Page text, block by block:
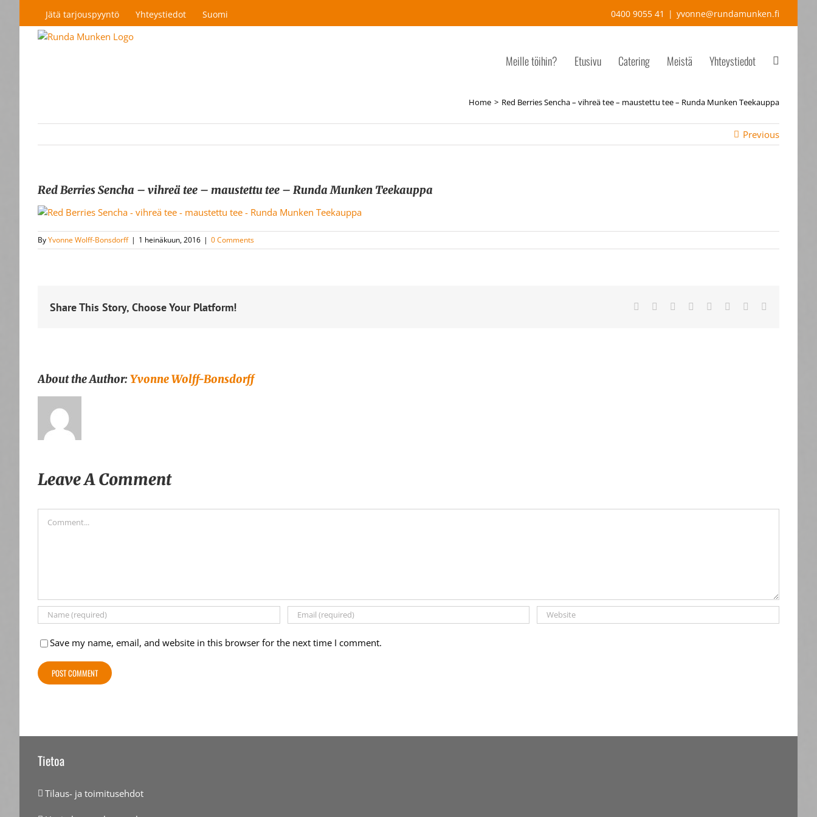
Jätä tarjouspyyntö Yhteystiedot Suomi 0400 9055 41 | yvonne@rundamunken.fi
Meille töihin? Etusivu Catering Meistä Yhteystiedot
Home Red Berries Sencha – vihreä tee – maustettu tee – Runda Munken Teekauppa
Previous
Red Berries Sencha – vihreä tee – maustettu tee – Runda Munken Teekauppa
ByYvonne Wolff-Bonsdorff | 1 heinäkuun, 2016 | 0 Comments
Share This Story, Choose Your Platform! Facebook Reddit LinkedIn
TumblrPinterest
About the Author:Yvonne Wolff-Bonsdorff
Leave A Comment
Save my name, email, and website in this browser for the next time I comment.
Tietoa
Tilaus- ja toimitusehdot